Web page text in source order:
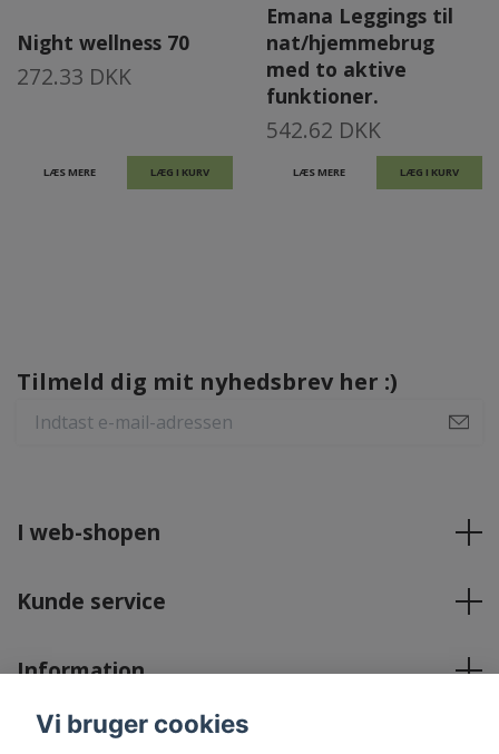
Night wellness 70
272.33 DKK
LÆS MERE LÆG I KURV
Emana Leggings til
nat/hjemmebrug
med to aktive
funktioner.
542.62 DKK
LÆS MERE LÆG I KURV
Tilmeld dig mit nyhedsbrev her :)
I web-shopen
Kunde service
Information
Sociale medier
Vi bruger cookies